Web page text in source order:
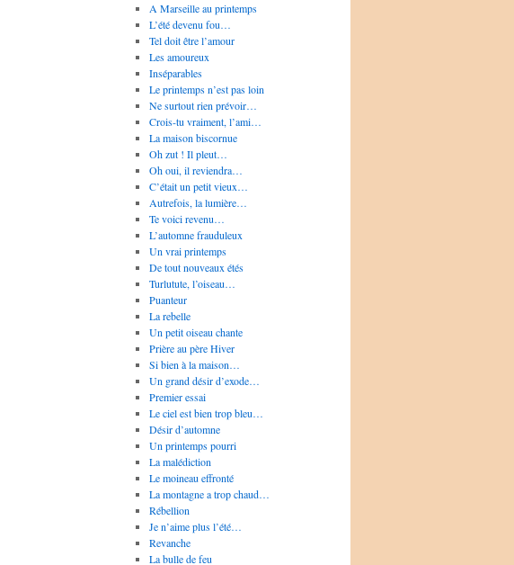
A Marseille au printemps
L’été devenu fou…
Tel doit être l’amour
Les amoureux
Inséparables
Le printemps n’est pas loin
Ne surtout rien prévoir…
Crois-tu vraiment, l’ami…
La maison biscornue
Oh zut ! Il pleut…
Oh oui, il reviendra…
C’était un petit vieux…
Autrefois, la lumière…
Te voici revenu…
L’automne frauduleux
Un vrai printemps
De tout nouveaux étés
Turlutute, l’oiseau…
Puanteur
La rebelle
Un petit oiseau chante
Prière au père Hiver
Si bien à la maison…
Un grand désir d’exode…
Premier essai
Le ciel est bien trop bleu…
Désir d’automne
Un printemps pourri
La malédiction
Le moineau effronté
La montagne a trop chaud…
Rébellion
Je n’aime plus l’été…
Revanche
La bulle de feu